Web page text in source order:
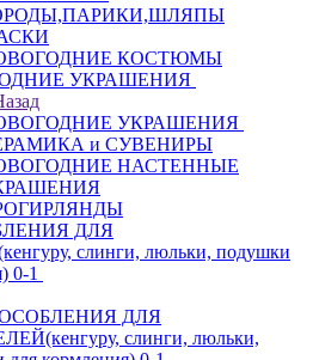
КОСТЮМЫ
УКРАШЕНИЯ
УКРАШЕНИЯ
и СУВЕНИРЫ
НАСТЕННЫЕ
ДЛЯ
слинги, люльки, подушки
0-1
ДЛЯ
слинги, люльки,